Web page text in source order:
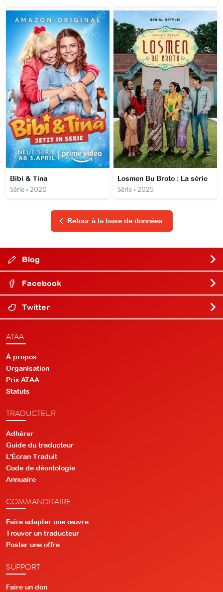
Bibi & Tina
Série • 2020
Losmen Bu Broto : La série
Série • 2025
Retour à la base de données
Blog
Facebook
Twitter
ATAA
À propos
Organisation
Prix ATAA
Statuts
TRADUCTEUR
Adhérer
Guide du traducteur
L'Écran Traduit
Code de déontologie
Annuaire
COMMANDITAIRE
Faire adapter une œuvre
Trouver un traducteur
Poster une offre
SUPPORT
Faire un don